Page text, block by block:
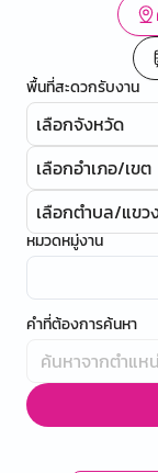
พื้นที่สะดวกรับงาน
เลือกจังหวัด
เลือกอำเภอ/เขต
เลือกตำบล/แขว
หมวดหมู่งาน
คำที่ต้องการค้นหา